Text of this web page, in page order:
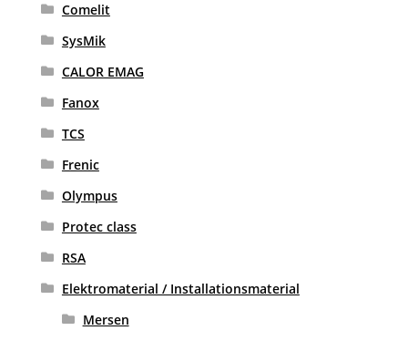
Comelit
SysMik
CALOR EMAG
Fanox
TCS
Frenic
Olympus
Protec class
RSA
Elektromaterial / Installationsmaterial
Mersen